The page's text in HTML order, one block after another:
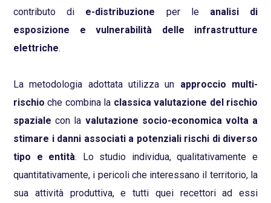
contributo di e-distribuzione per le analisi di
esposizione e vulnerabilità delle infrastrutture
elettriche.
La metodologia adottata utilizza un approccio multi-
rischio che combina la classica valutazione del rischio
spaziale con la valutazione socio-economica volta a
stimare i danni associati a potenziali rischi di diverso
tipo e entità. Lo studio individua, qualitativamente e
quantitativamente, i pericoli che interessano il territorio, la
sua attività produttiva, e tutti quei recettori ad essi